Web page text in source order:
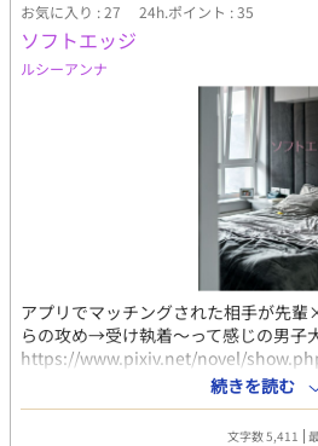
お気に入り : 27 24h.ポイント : 35
ソフトエッジ
ルシーアンナ
アプリでマッチングされた相手が先
らの攻め→受け執着～って感じの男子
https://www.pixiv.net/novel/
イトノベルズ https://
fujossy https://fujossy.jp/books/
https://syosetu.org/novel/406688/
続きを読む
文字数 5,411